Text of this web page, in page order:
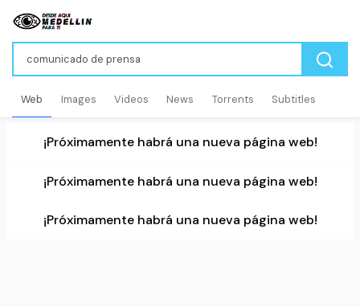
Web Images Videos News Torrents Subtitles
¡Próximamente habrá una nueva página web!
¡Próximamente habrá una nueva página web!
¡Próximamente habrá una nueva página web!